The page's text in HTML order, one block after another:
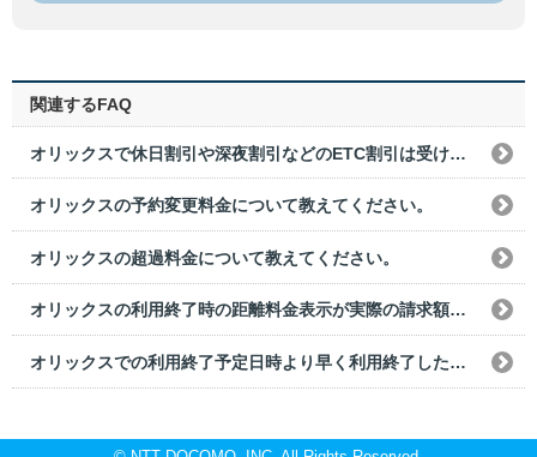
関連するFAQ
オリックスで休日割引や深夜割引などのETC割引は受けられますか？
オリックスの予約変更料金について教えてください。
オリックスの超過料金について教えてください。
オリックスの利用終了時の距離料金表示が実際の請求額と異なることはありますか？
オリックスでの利用終了予定日時より早く利用終了した場合の利用料金はどうなりますか？